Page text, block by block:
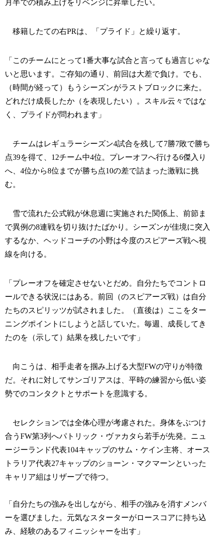
月半での積み上げをリベンジに昇華したい。
移籍したての右PRは、「プライド」と繰り返す。
「このチームにとって1番大事な試合と言っても過言じゃな
いと思います。ご存知の通り、前回は大差で負け。でも、
（時間が経って）もうシーズンがラストブロックに来た。
どれだけ成長したか（を表現したい）。スキル云々ではな
く、プライドが問われます」
チームはレギュラーシーズン4試合を残して7勝7敗で勝ち
点39を得て、12チーム中4位。プレーオフへ行ける6傑入り
へ、4位から8位までが勝ち点10の差で詰まった激戦に挑
む。
雪で流れた公式戦が休息週に実施された関係上、前節ま
で異例の8連戦を切り抜けたばかり。シーズンが佳境に突入
するなか、ヘッドコーチの小野は今度のスピアーズ戦へ視
線を向ける。
「プレーオフを確定させないとだめ。自分たちでコントロ
ールできる状況にはある。前回（のスピアーズ戦）は自分
たちのスピリッツが試されました。（直後は）ここをター
ニングポイントにしようと話していた。毎週、成長してき
たのを（示して）結果を残したいです」
向こうは、相手走者を掴み上げる大型FWの守りが特徴
だ。それに対してサンゴリアスは、平時の練習から低い姿
勢でのコンタクトとサポートを意識する。
セレクションでは全体心理が考慮された。身体をぶつけ
合うFW第3列へパトリック・ヴァカタら若手が先発。ニュ
ージーランド代表104キャップのサム・ケイン主将、オース
トラリア代表27キャップのショーン・マクマーンといった
キャリア組はリザーブで待つ。
「自分たちの強みを出しながら、相手の強みを消すメンバ
ーを選びました。元気なスターターがロースコアに持ち込
み、経験のあるフィニッシャーを出す」